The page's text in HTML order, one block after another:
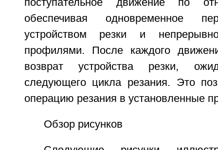
поступательное движение по
обеспечивая одновременное
устройством резки и
профилями. После каждого
возврат устройства резки,
следующего цикла резания. Это
операцию резания в установленные
Обзор рисунков